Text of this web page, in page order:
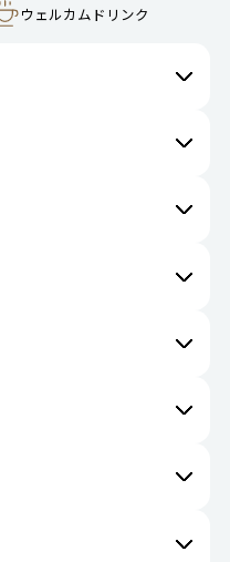
ウェルカムドリンク